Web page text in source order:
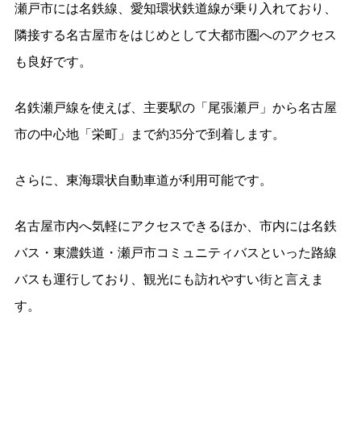
瀬戸市には名鉄線、愛知環状鉄道線が乗り入れており、
隣接する名古屋市をはじめとして大都市圏へのアクセス
も良好です。
名鉄瀬戸線を使えば、主要駅の「尾張瀬戸」から名古屋
市の中心地「栄町」まで約35分で到着します。
さらに、東海環状自動車道が利用可能です。
名古屋市内へ気軽にアクセスできるほか、市内には名鉄
バス・東濃鉄道・瀬戸市コミュニティバスといった路線
バスも運行しており、観光にも訪れやすい街と言えま
す。